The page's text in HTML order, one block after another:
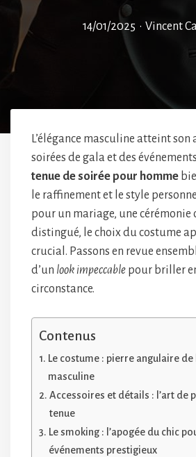
14/01/2025 • Vincent
L’élégance masculine atteint son
soirées de gala et des
tenue de soirée pour homme
le raffinement et le style
pour un mariage, une cérémonie
distingué, le choix du costume
crucial. Passons en revue
d’un look impeccable pour briller
circonstance.
Contenus
Le costume : pierre angulaire de
masculine
Accessoires et détails : l’art de
tenue
Le smoking : l’apogée du chic
événements prestigieux